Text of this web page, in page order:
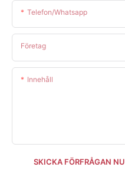
Telefon/whatsapp
Företag
Innehåll
SKICKA FÖRFRÅGAN NU